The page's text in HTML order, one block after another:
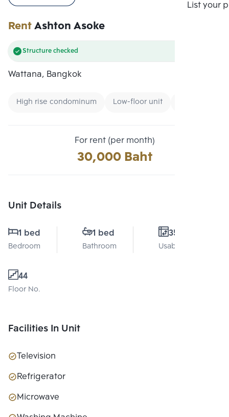
List your
RentAshton Asoke
Structure checked
Wattana, Bangkok
High rise condominum Low-floor unit
For rent (per month)
30,000 Baht
Unit Details
1 bed
Bedroom
1 bed
Bathroom
35 Sq.m.
Usable area
44
Floor No.
Facilities In Unit
Television
Refrigerator
Microwave